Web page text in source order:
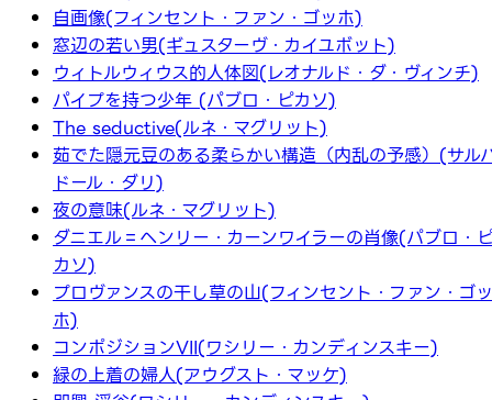
自画像(フィンセント・ファン・ゴッホ)
窓辺の若い男(ギュスターヴ・カイユボット)
ウィトルウィウス的人体図(レオナルド・ダ・ヴィンチ)
パイプを持つ少年 (パブロ・ピカソ)
The seductive(ルネ・マグリット)
茹でた隠元豆のある柔らかい構造（内乱の予感）(サル
ドール・ダリ)
夜の意味(ルネ・マグリット)
ダニエル＝ヘンリー・カーンワイラーの肖像(パブロ・
カソ)
プロヴァンスの干し草の山(フィンセント・ファン・ゴッ
ホ)
コンポジションVII(ワシリー・カンディンスキー)
緑の上着の婦人(アウグスト・マッケ)